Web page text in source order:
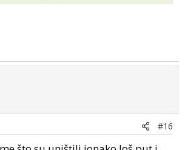
a ne kaj same ne bi išao.. :blackeye
#16